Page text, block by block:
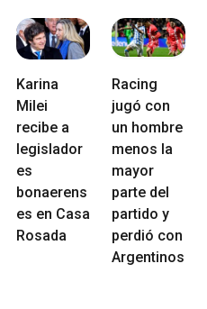
Karina
Milei
recibe a
legislador
es
bonaerens
es en Casa
Rosada
Racing
jugó con
un hombre
menos la
mayor
parte del
partido y
perdió con
Argentinos